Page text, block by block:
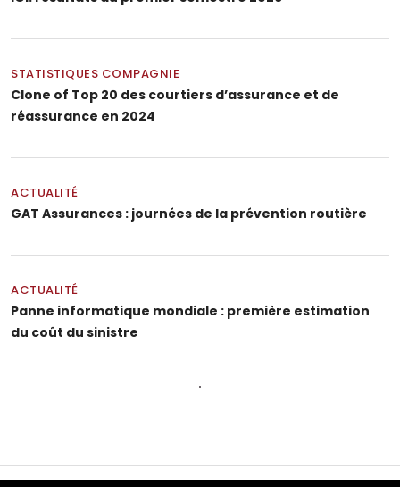
STATISTIQUES COMPAGNIE
Clone of Top 20 des courtiers d’assurance et de
réassurance en 2024
ACTUALITÉ
GAT Assurances : journées de la prévention routière
ACTUALITÉ
Panne informatique mondiale : première estimation
du coût du sinistre